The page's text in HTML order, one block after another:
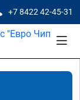
+7 8422 42-45-31